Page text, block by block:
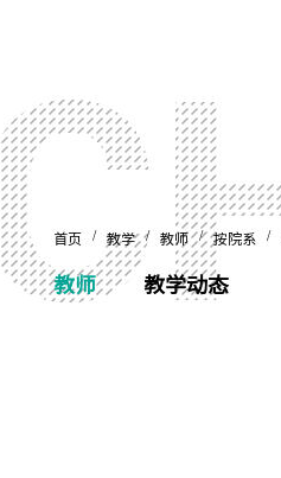
首页 / 教学/ 教师/按院系 /
教师 教学动态